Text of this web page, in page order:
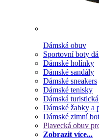
Dámská obuv
Sportovní boty
Dámské holínky
Dámské sandály
Dámské sneakers
Dámské tenisky
Dámská
Dámské žabky a
Dámské zimní
Plavecká obuv
Zobrazit více...